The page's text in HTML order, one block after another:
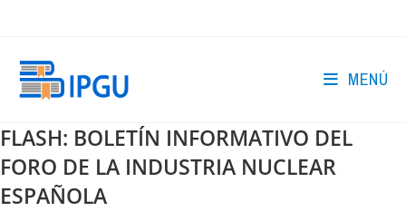
MENÚ
FLASH: BOLETÍN INFORMATIVO DEL
FORO DE LA INDUSTRIA NUCLEAR
ESPAÑOLA